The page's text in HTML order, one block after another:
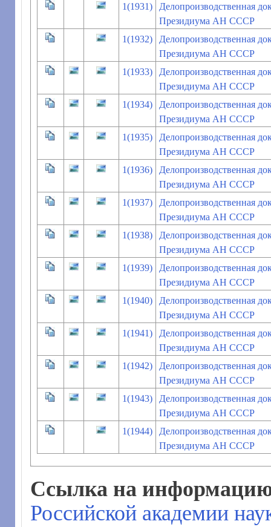
1(1931)
Делопроизводственная
Президиума АН СССР
1(1932)
Делопроизводственная
Президиума АН СССР
1(1933)
Делопроизводственная
Президиума АН СССР
1(1934)
Делопроизводственная
Президиума АН СССР
1(1935)
Делопроизводственная
Президиума АН СССР
1(1936)
Делопроизводственная
Президиума АН СССР
1(1937)
Делопроизводственная
Президиума АН СССР
1(1938)
Делопроизводственная
Президиума АН СССР
1(1939)
Делопроизводственная
Президиума АН СССР
1(1940)
Делопроизводственная
Президиума АН СССР
1(1941)
Делопроизводственная
Президиума АН СССР
1(1942)
Делопроизводственная
Президиума АН СССР
1(1943)
Делопроизводственная
Президиума АН СССР
1(1944)
Делопроизводственная
Президиума АН СССР
Ссылка на
Российской академии